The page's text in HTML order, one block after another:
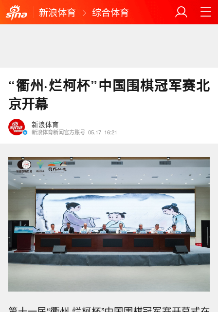
新浪体育 综合体育
“衢州·烂柯杯”中国围棋冠军赛北
京开幕
新浪体育
新浪体育新闻官方账号 05.17 16:21